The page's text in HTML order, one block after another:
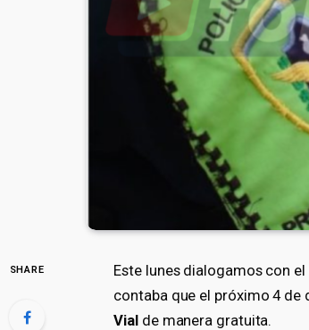
SHARE
Este lunes dialogamos con
contaba que el próximo 4 de
Vialde manera gratuita.